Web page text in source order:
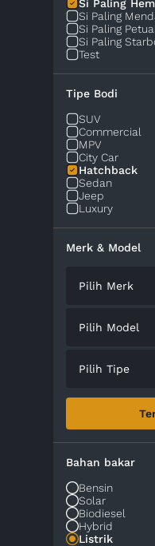
Si Paling
Si Paling
Si Paling
Si Paling
Test
Tipe Bodi
SUV
Commercial
MPV
City Car
Hatchback
Sedan
Jeep
Luxury
Merk & Model
Pilih Merk
Pilih Model
Pilih Tipe
Bahan bakar
Bensin
Solar
Biodiesel
Hybrid
Listrik